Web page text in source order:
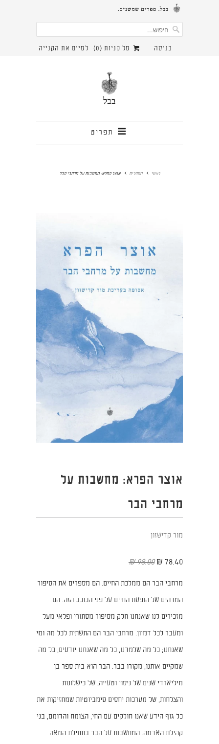
כניסה לסיים את הקנייה סל קניות ( 0
)
תפריט
ראשי הספרים אוצר הפרא: מחשבות על מרחבי הבר
אוצר הפרא: מחשבות על
מרחבי הבר
מור קדישזון
78.40 ₪
98.00 ₪
מרחבי הבר הם ממלכת החיים. הם מספרים את הסיפור
המדהים של הופעת החיים על פני הכוכב הזה. הם
מזכירים לנו שאנחנו חלק מסיפור מסתורי ופלאי מעל
ומעבר לכל דמיון. מרחבי הבר הם התשתית לכל מה ומי
שאנחנו; כל מה שלמדנו, כל מה שאנחנו יודעים, כל מה
שמקיים אותנו, מקורו בבר. הבר הוא בית ספר בן
מיליארדי שנים של ניסוי וטעייה, של כישלונות
והצלחות, של מערכות יחסים סימביוטיות שמחזיקות את
כל גוף הידע שאנו חולקים עם החי, הצומח והדומם, בני
קהילת האדמה. המחשבות על הבר בתחילת המאה